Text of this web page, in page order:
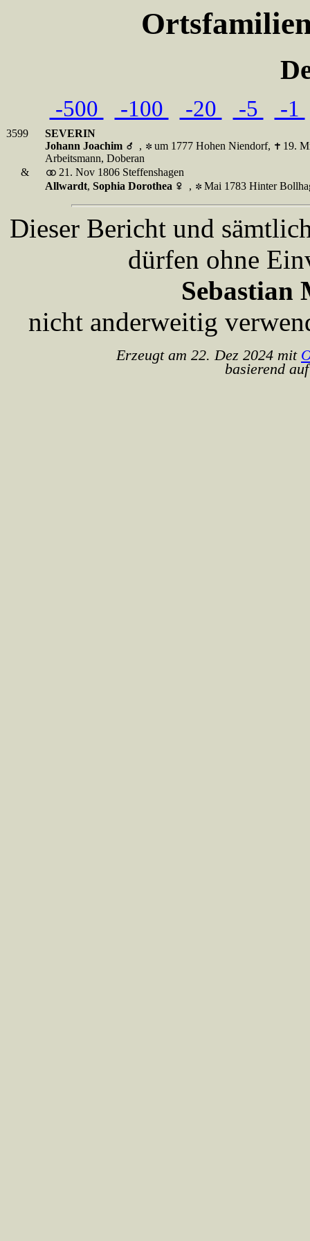
-500 -100 -20 -5 -1
3599
SEVERIN
Johann Joachim
, um 1777 Hohen Niendorf,
19.
Arbeitsmann, Doberan
&
21. Nov 1806 Steffenshagen
Allwardt, Sophia Dorothea , Mai 1783 Hinter
Dieser Bericht und
dürfen ohne
Sebastian
nicht anderweitig
Erzeugt am 22. Dez 2024 mit
basierend